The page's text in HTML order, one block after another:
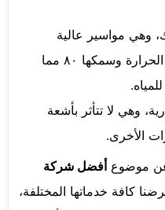
وهي مواسير عالية
الجودة، تتحمل اعلى درجات الحرارة وسمكها ٨٠ مما
وهي لا تتأثر بأشعة
الأخرى.
عن موضوع أفضل شركة
كافة خدماتها المختلفة،